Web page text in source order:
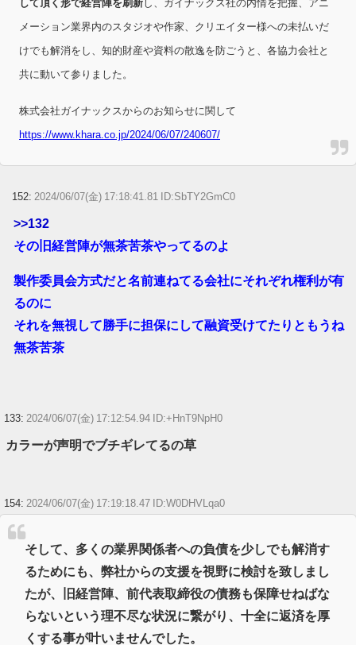
して頂く形で経営陣を刷新 し、ガイナックス社の内情を把握、アニ
メーション業界内のスタジオや作家、クリエイター様への未払いだ
けでも解消をし、知的財産や資料の散逸を防ごうと、各協力会社と
共に動いて参りました。
株式会社ガイナックスからのお知らせに関して
https://www.khara.co.jp/2024/06/07/240607/
152: 2024/06/07(金) 17:18:41.81 ID:SbTY2GmC0
>>132
その旧経営陣が無茶苦茶やってるのよ
製作委員会方式だと名前連ねてる会社にそれぞれ権利が有
るのに
それを無視して勝手に担保にして融資受けてたりともうね
無茶苦茶
133: 2024/06/07(金) 17:12:54.94 ID:+HnT9NpH0
カラーが声明でブチギレてるの草
154: 2024/06/07(金) 17:19:18.47 ID:W0DHVLqa0
そして、多くの業界関係者への負債を少しでも解消す
るためにも、弊社からの支援を視野に検討を致しまし
たが、旧経営陣、前代表取締役の債務も保障せねばな
らないという理不尽な状況に繋がり、十全に返済を厚
くする事が叶いませんでした。